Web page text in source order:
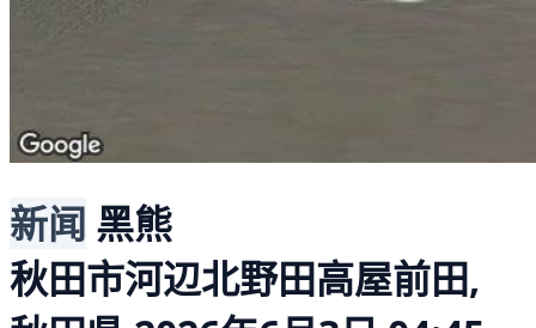
新闻 黑熊
秋田市河辺北野田高屋前田,